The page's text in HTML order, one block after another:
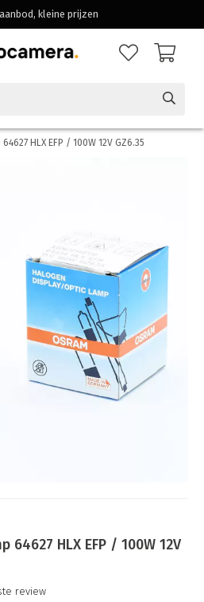
kleine prijzen
voor al jouw vragen
HLX EFP / 100W 12V GZ6.35
64627 HLX EFP / 100W 12V
review